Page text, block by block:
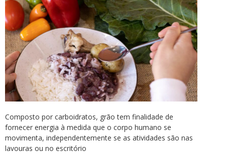
Composto por carboidratos, grão tem finalidade de
fornecer energia à medida que o corpo humano se
movimenta, independentemente se as atividades são nas
lavouras ou no escritório